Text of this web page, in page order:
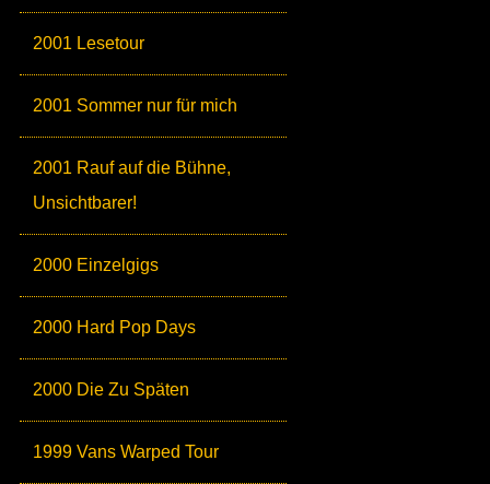
2001 Lesetour
2001 Sommer nur für mich
2001 Rauf auf die Bühne,
Unsichtbarer!
2000 Einzelgigs
2000 Hard Pop Days
2000 Die Zu Späten
1999 Vans Warped Tour